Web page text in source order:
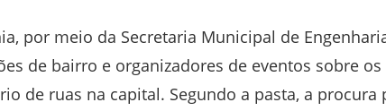
por meio da Secretaria Municipal de
de bairro e organizadores de eventos sobre
de ruas na capital. Segundo a pasta, a procura